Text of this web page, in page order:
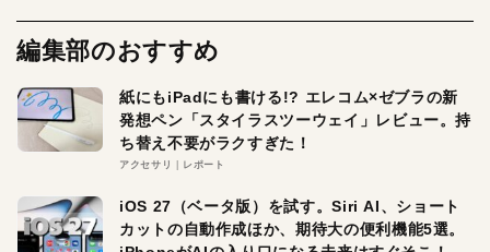
編集部のおすすめ
紙にもiPadにも書ける!? エレコム×ゼブラの新
発想ペン「スタイラスツーウェイ」レビュー。持
ち替え不要がラクすぎた！
アクセサリ レポート
iOS 27（ベータ版）を試す。Siri AI、ショート
カットの自動作成ほか、期待大の便利機能5選。